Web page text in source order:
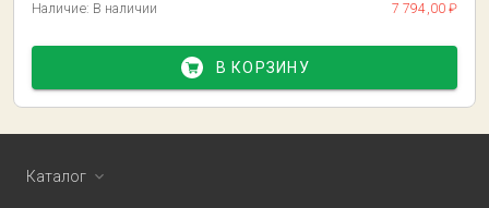
Наличие: В наличии 7 794,00 ₽
В КОРЗИНУ
Каталог